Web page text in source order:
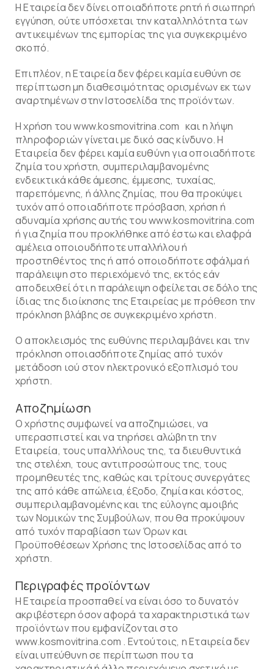
Η Εταιρεία δεν δίνει οποιαδήποτε ρητή ή σιωπηρή
εγγύηση, ούτε υπόσχεται την καταλληλότητα των
αντικειμένων της εμπορίας της για συγκεκριμένο
σκοπό.
Επιπλέον, η Εταιρεία δεν φέρει καμία ευθύνη σε
περίπτωση μη διαθεσιμότητας ορισμένων εκ των
αναρτημένων στην Ιστοσελίδα της προϊόντων.
Η χρήση του www.kosmovitrina.com και η λήψη
πληροφοριών γίνεται με δικό σας κίνδυνο. Η
Εταιρεία δεν φέρει καμία ευθύνη για οποιαδήποτε
ζημία του χρήστη, συμπεριλαμβανομένης
ενδεικτικά κάθε άμεσης, έμμεσης, τυχαίας,
παρεπόμενης, ή άλλης ζημίας, που θα προκύψει
τυχόν από οποιαδήποτε πρόσβαση, χρήση ή
αδυναμία χρήσης αυτής του www.kosmovitrina.com
ή για ζημία που προκλήθηκε από έστω και ελαφρά
αμέλεια οποιουδήποτε υπαλλήλου ή
προστηθέντος της ή από οποιοδήποτε σφάλμα ή
παράλειψη στο περιεχόμενό της, εκτός εάν
αποδειχθεί ότι η παράλειψη οφείλεται σε δόλο της
ίδιας της διοίκησης της Εταιρείας με πρόθεση την
πρόκληση βλάβης σε συγκεκριμένο χρήστη.
Ο αποκλεισμός της ευθύνης περιλαμβάνει και την
πρόκληση οποιασδήποτε ζημίας από τυχόν
μετάδοση ιού στον ηλεκτρονικό εξοπλισμό του
χρήστη.
Αποζημίωση
Ο χρήστης συμφωνεί να αποζημιώσει, να
υπερασπιστεί και να τηρήσει αλώβητη την
Εταιρεία, τους υπαλλήλους της, τα διευθυντικά
της στελέχη, τους αντιπροσώπους της, τους
προμηθευτές της, καθώς και τρίτους συνεργάτες
της από κάθε απώλεια, έξοδο, ζημία και κόστος,
συμπεριλαμβανομένης και της εύλογης αμοιβής
των Νομικών της Συμβούλων, που θα προκύψουν
από τυχόν παραβίαση των Όρων και
Προϋποθέσεων Χρήσης της Ιστοσελίδας από το
χρήστη.
Περιγραφές προϊόντων
Η Εταιρεία προσπαθεί να είναι όσο το δυνατόν
ακριβέστερη όσον αφορά τα χαρακτηριστικά των
προϊόντων που εμφανίζονται στο
www.kosmovitrina.com . Εντούτοις, η Εταιρεία δεν
είναι υπεύθυνη σε περίπτωση που τα